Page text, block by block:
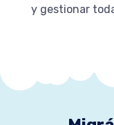
y gestionar